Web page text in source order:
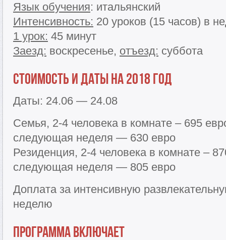
Язык обучения: итальянский
Интенсивность: 20 уроков (15 часов) в
1 урок: 45 минут
Заезд: воскресенье, отъезд: суббота
Стоимость и даты на 2018 год
Даты: 24.06 — 24.08
Семья, 2-4 человека в комнате – 695
следующая неделя — 630 евро
Резиденция, 2-4 человека в комнате –
следующая неделя — 805 евро
Доплата за интенсивную
неделю
Программа включает